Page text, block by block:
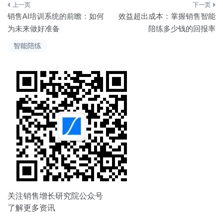
智能陪练
文
章
导
销售AI培训系统的前瞻：如何
为未来做好准备
效益超出成本：掌握销售智能
陪练多少钱的回报率
关注销售增长研究院公众号
了解更多资讯